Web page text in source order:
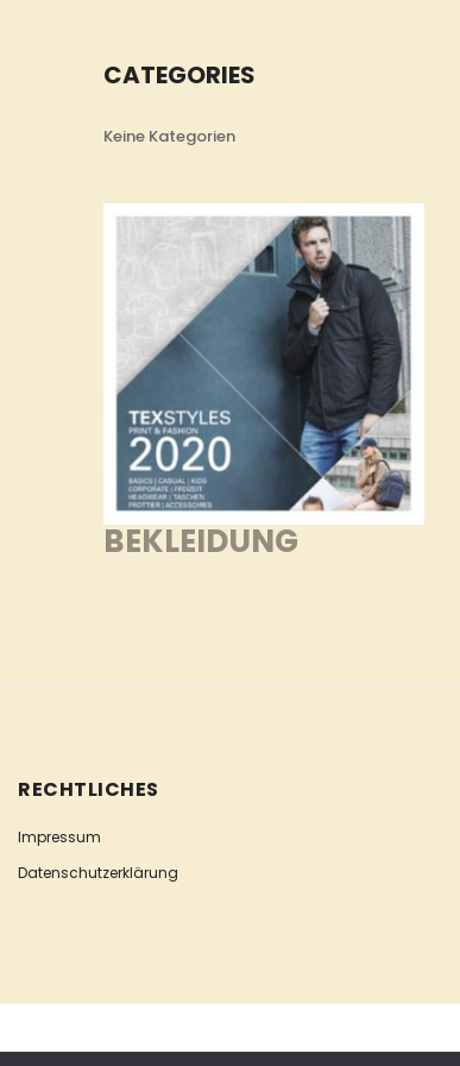
CATEGORIES
Keine Kategorien
BEKLEIDUNG
RECHTLICHES
Impressum
Datenschutzerklärung